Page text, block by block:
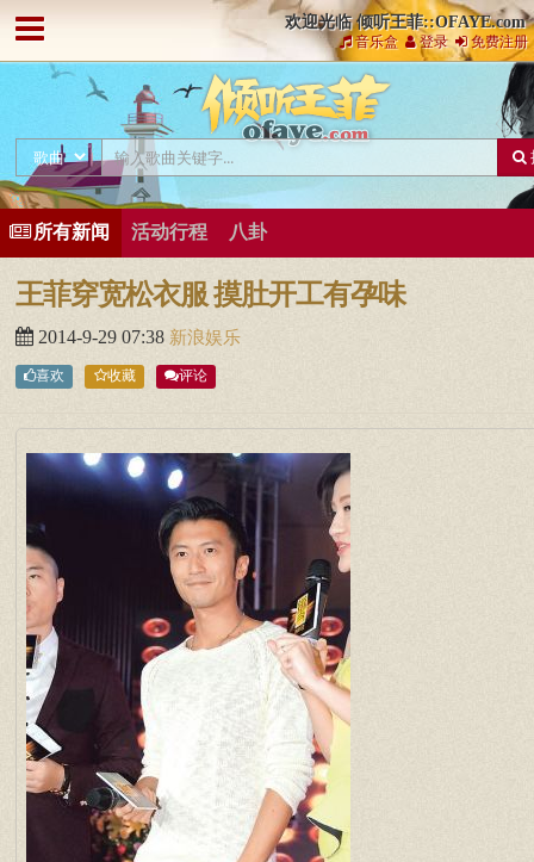
欢迎光临 倾听王菲::OFAYE.com
音乐盒 登录 免费注册
所有新闻 活动行程 八卦
王菲穿宽松衣服 摸肚开工有孕味
2014-9-29 07:38 新浪娱乐
喜欢 收藏 评论